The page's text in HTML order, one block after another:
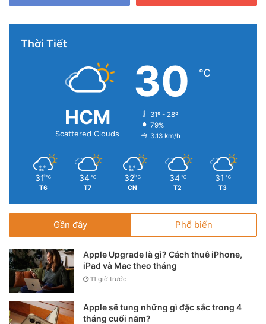
Thời Tiết
HCM
Scattered Clouds
30 ℃
31º - 28º
79%
3.13 km/h
31 ℃
T6
34 ℃
T7
32 ℃
CN
34 ℃
T2
31 ℃
T3
Gần đây Phổ biến
Apple Upgrade là gì? Cách thuê iPhone,
iPad và Mac theo tháng
11 giờ trước
Apple sẽ tung những gì đặc sắc trong 4
tháng cuối năm?